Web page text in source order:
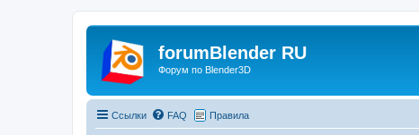
forumBlender RU
Форум по Blender3D
Ссылки FAQ Правила